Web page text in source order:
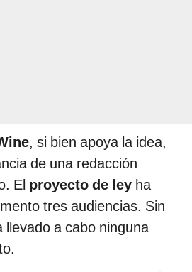
, si bien apoya la idea,
de una redacción
El proyecto de ley ha
tres audiencias. Sin
llevado a cabo ninguna